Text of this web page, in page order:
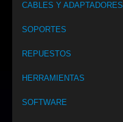
CABLES Y ADAPTADORES
SOPORTES
REPUESTOS
HERRAMIENTAS
SOFTWARE